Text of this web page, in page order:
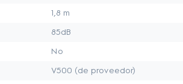
1,8 m
85dB
No
V500 (de proveedor)